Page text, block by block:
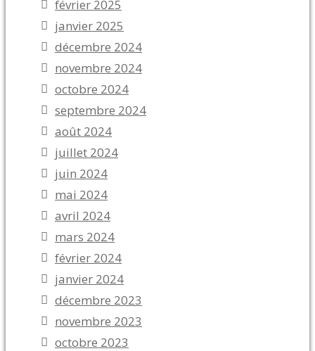
février 2025
janvier 2025
décembre 2024
novembre 2024
octobre 2024
septembre 2024
août 2024
juillet 2024
juin 2024
mai 2024
avril 2024
mars 2024
février 2024
janvier 2024
décembre 2023
novembre 2023
octobre 2023